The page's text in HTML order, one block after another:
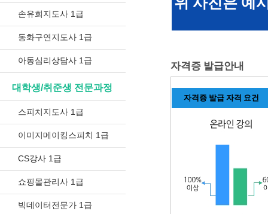
손유희지도사 1급
동화구연지도사 1급
아동심리상담사 1급
대학생/취준생 전문과정
스피치지도사 1급
이미지메이킹스피치 1급
CS강사 1급
쇼핑몰관리사 1급
빅데이터전문가 1급
자격증 발급안내
자격증 발급 자격 요건